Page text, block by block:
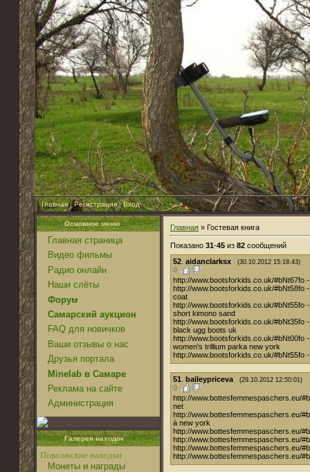
Главная|Регистрация|Вход
Основное меню
Главная страница
Видео фильмы
Радио онлайн
Наши слёты
Форум
Самарский аукцион
FAQ для новичков
Ваши отзывы о нас
Друзья портала
Minelab в Самаре
Реклама на сайте
Администрация
Галерея находок
Поволжские находки
Монеты и награды
Главная » Гостевая книга
Показано 31-45 из 82 сообщений
52 aidanclarksx (30.10.2012 15:18:43)
0
http://www.bootsforkids.co.uk/#bNt67fo
http://www.bootsforkids.co.uk/#bNt58fo
coat
http://www.bootsforkids.co.uk/#bNt55fo
short kimono sand
http://www.bootsforkids.co.uk/#bNt35fo
black ugg boots uk
http://www.bootsforkids.co.uk/#bNt00fo
women's trillium parka new york
http://www.bootsforkids.co.uk/#bNt55fo
51 baileypriceva (29.10.2012 12:50:01)
0
http://www.bottesfemmespaschers.eu/
net
http://www.bottesfemmespaschers.eu/
à new york
http://www.bottesfemmespaschers.eu/
http://www.bottesfemmespaschers.eu/
http://www.bottesfemmespaschers.eu/
http://www.bottesfemmespaschers.eu/